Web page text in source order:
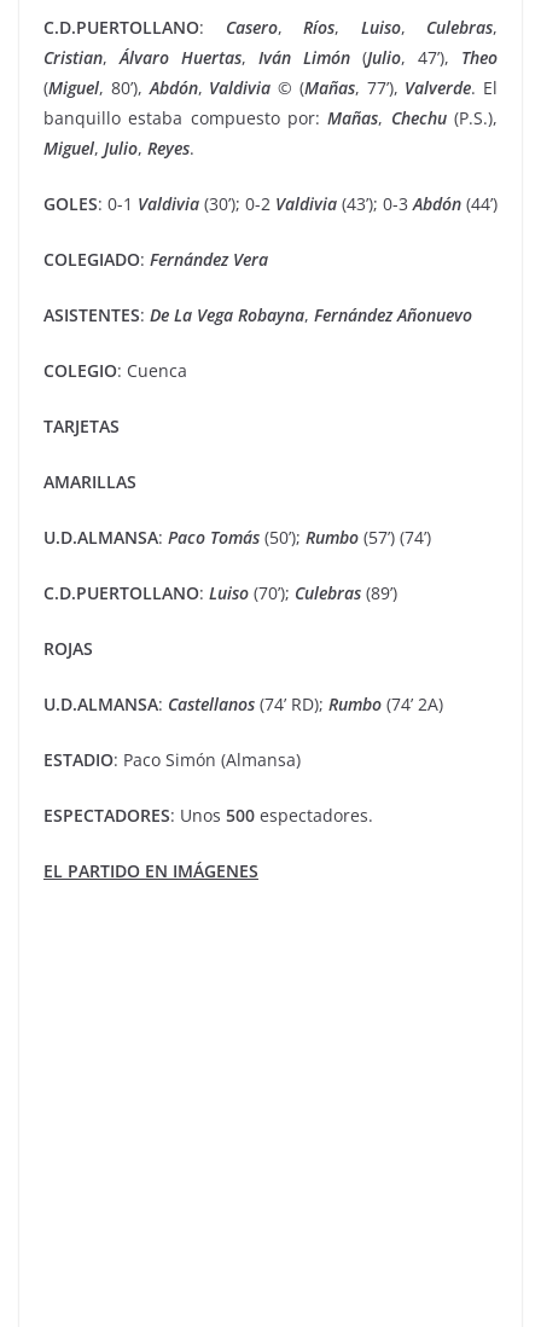
C.D.PUERTOLLANO: Casero, Ríos, Luiso, Culebras,
Cristian,Álvaro Huertas, Iván Limón (Julio, 47’), Theo
(Miguel, 80’),Abdón, Valdivia © (Mañas, 77’), Valverde. El
banquillo estaba compuesto por:Mañas, Chechu(P.S.),
Miguel, Julio, Reyes.
GOLES: 0-1 Valdivia (30’); 0-2 Valdivia (43’); 0-3Abdón (44’)
COLEGIADO: Fernández Vera
ASISTENTES: De La Vega Robayna, Fernández Añonuevo
COLEGIO: Cuenca
TARJETAS
AMARILLAS
U.D.ALMANSA: Paco Tomás (50’); Rumbo (57’) (74’)
C.D.PUERTOLLANO: Luiso (70’); Culebras (89’)
ROJAS
U.D.ALMANSA: Castellanos (74’ RD); Rumbo (74’ 2A)
ESTADIO: Paco Simón (Almansa)
ESPECTADORES: Unos 500 espectadores.
EL PARTIDO EN IMÁGENES